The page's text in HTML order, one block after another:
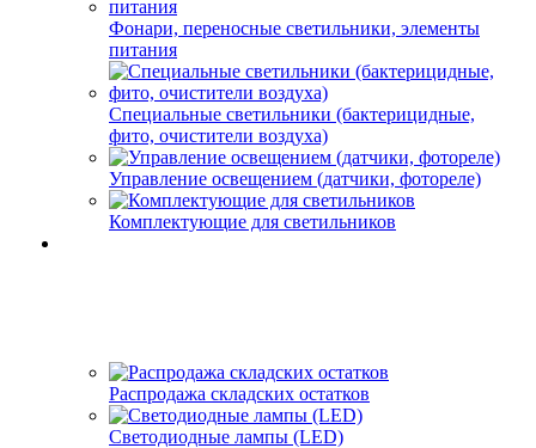
Фонари, переносные светильники, элементы
питания
Специальные светильники (бактерицидные,
фито, очистители воздуха)
Управление освещением (датчики, фотореле)
Комплектующие для светильников
Распродажа складских остатков
Светодиодные лампы (LED)